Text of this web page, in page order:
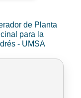
de Planta
para la
- UMSA